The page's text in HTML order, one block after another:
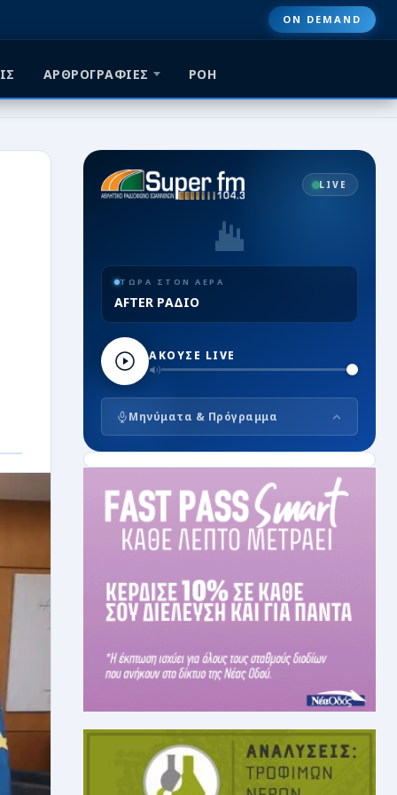
ON DEMAND
ΑΡΘΡΟΓΡΑΦΙΕΣ ΡΟΗ
LIVE
ΤΩΡΑ ΣΤΟΝ ΑΕΡΑ
AFTER ΡΑΔΙΟ
ΑΚΟΥΣΕ LIVE
Μηνύματα & Πρόγραμμα